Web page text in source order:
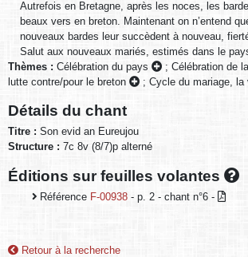
Autrefois en Bretagne, après les noces, les
beaux vers en breton. Maintenant on n’entend
nouveaux bardes leur succèdent à nouveau,
Salut aux nouveaux mariés, estimés dans le
Thèmes : Célébration du pays ; Célébration de
lutte contre/pour le breton
; Cycle du mariage, la
Détails du chant
Titre : Son evid an Eureujou
Structure : 7c 8v (8/7)p alterné
Éditions sur feuilles volantes
Référence F-00938 - p. 2 - chant n°6 -
Retour à la recherche